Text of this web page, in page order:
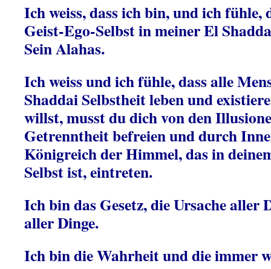
Ich weiss, dass ich bin, und ich fühle,
Geist-Ego-Selbst in meiner El
Sein Alahas.
Ich weiss und ich fühle, dass alle
Shaddai Selbstheit leben und
willst, musst du dich von den
Getrenntheit befreien und durch
Königreich der Himmel, das in
Selbst ist, eintreten.
Ich bin das Gesetz, die Ursache aller
aller Dinge.
Ich bin die Wahrheit und die immer